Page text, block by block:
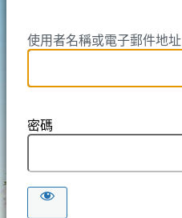
使用者名稱或電子郵件地址
密碼